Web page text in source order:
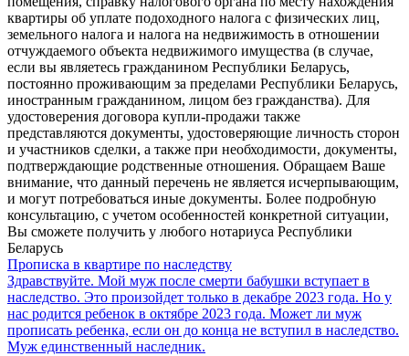
квартиры об уплате подоходного налога с физических лиц,
земельного налога и налога на недвижимость в отношении
отчуждаемого объекта недвижимого имущества (в случае,
если вы являетесь гражданином Республики Беларусь,
постоянно проживающим за пределами Республики Беларусь,
иностранным гражданином, лицом без гражданства). Для
удостоверения договора купли-продажи также
представляются документы, удостоверяющие личность сторон
и участников сделки, а также при необходимости, документы,
подтверждающие родственные отношения. Обращаем Ваше
внимание, что данный перечень не является исчерпывающим,
и могут потребоваться иные документы. Более подробную
консультацию, с учетом особенностей конкретной ситуации,
Вы сможете получить у любого нотариуса Республики
Беларусь
Прописка в квартире по наследству
Здравствуйте. Мой муж после смерти бабушки вступает в
наследство. Это произойдет только в декабре 2023 года. Но у
нас родится ребенок в октябре 2023 года. Может ли муж
прописать ребенка, если он до конца не вступил в наследство.
Муж единственный наследник.